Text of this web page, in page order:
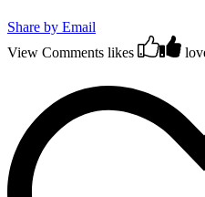
Share by Email
View Comments likes